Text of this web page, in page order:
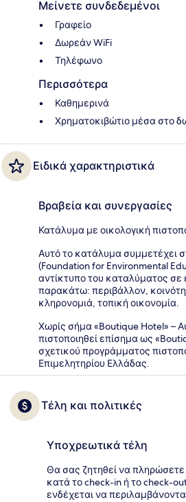
Μείνετε συνδεδεμένοι
Γραφείο
Δωρεάν WiFi
Τηλέφωνο
Περισσότερα
Καθημερινά
Χρηματοκιβώτιο μέσα στο
Ειδικά χαρακτηριστικά
Βραβεία και συνεργασίες
Κατάλυμα με οικολογική
Αυτό το κατάλυμα συμμετέχει
(Foundation for Environmental
αντίκτυπο του καταλύματος
παρακάτω: περιβάλλον,
κληρονομιά, τοπική οικονομία.
Χωρίς σήμα «Boutique Hotel» –
πιστοποιηθεί επίσημα ως
σχετικού προγράμματος
Επιμελητηρίου Ελλάδας.
Τέλη και πολιτικές
Υποχρεωτικά τέλη
Θα σας ζητηθεί να
κατά το check-in ή το check-
ενδέχεται να